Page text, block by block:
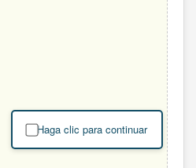
Haga clic para continuar